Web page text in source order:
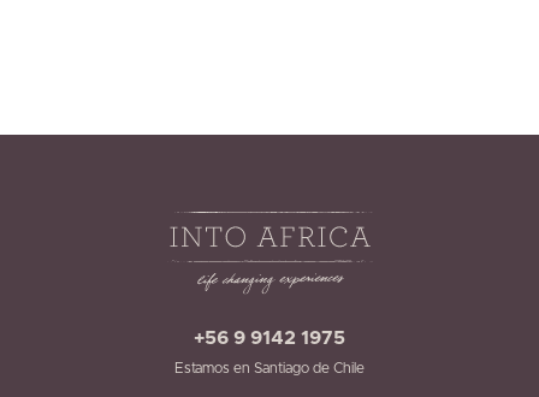
+56 9 9142 1975
Estamos en Santiago de Chile